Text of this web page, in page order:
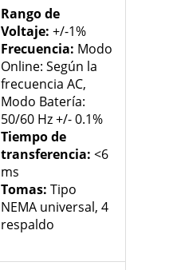
Rango de
Voltaje: +/-1%
Frecuencia: Modo
Online: Según la
frecuencia AC,
Modo Batería:
50/60 Hz +/- 0.1%
Tiempo de
transferencia: <6
ms
Tomas: Tipo
NEMA universal, 4
respaldo